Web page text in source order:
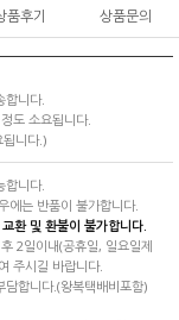
품후기 상품문의
합니다.
도 소요됩니다.
니다.)
합니다.
에는 반품이 불가합니다.
환 및 환불이 불가합니다.
2일이내(공휴일, 일요일제
주시길 바랍니다.
합니다.(왕복택배비포함)